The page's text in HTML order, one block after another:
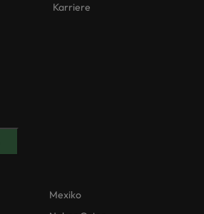
Karriere
Mexiko